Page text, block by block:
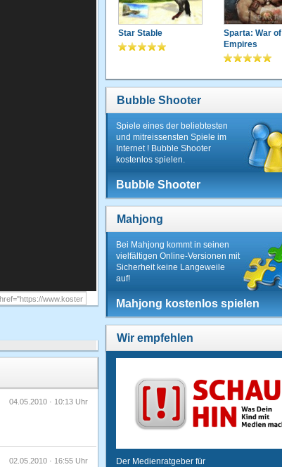
04.05.2010 · 10:13 Uhr
02.05.2010 · 16:55 Uhr
Star Stable
Sparta: War of
Empires
Bubble Shooter
Spiele eines der beliebtesten
und mitreissensten Spiele im
Internet ! Bubble Shooter
kostenlos spielen.
Bubble Shooter
Mahjong
Bei Mahjong kommt in seinen
vielfältigen Online-Versionen mit
Sicherheit keine Langeweile
auf!
Mahjong kostenlos spielen
Wir empfehlen
Der Medienratgeber für